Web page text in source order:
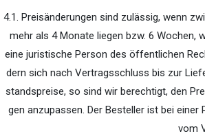
4.1. Preisänderungen sind zulässig, wenn
mehr als 4 Monate liegen bzw. 6 Wochen,
eine juristische Person des öffentlichen
dern sich nach Vertragsschluss bis zur
standspreise, so sind wir berechtigt, den
gen anzupassen. Der Besteller ist bei
vom